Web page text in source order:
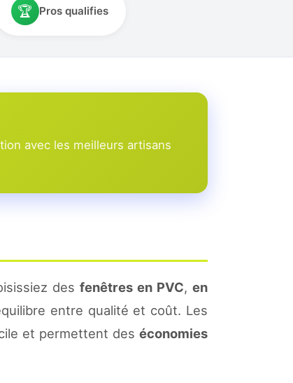
🏆 Pros qualifies
avec les meilleurs artisans
desfenêtres en PVC,en
entre qualité et coût. Les
et permettent deséconomies